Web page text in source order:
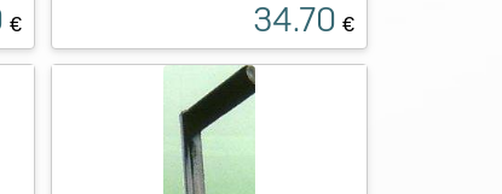
€ 34.70 €